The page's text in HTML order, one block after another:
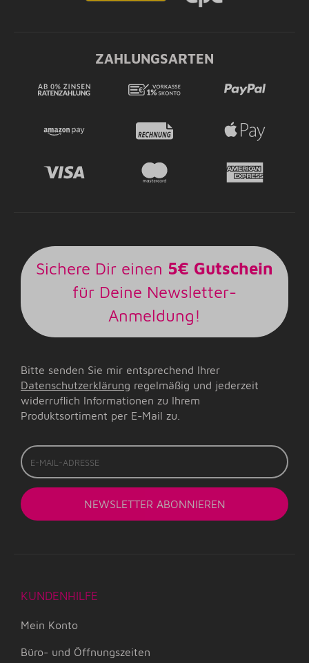
ZAHLUNGSARTEN
Sichere Dir einen 5€ Gutschein
für Deine Newsletter-
Anmeldung!
Bitte senden Sie mir entsprechend Ihrer
Datenschutzerklärung regelmäßig und jederzeit
widerruflich Informationen zu Ihrem
Produktsortiment per E-Mail zu.
E-
Mail-
Adresse
NEWSLETTER ABONNIEREN
KUNDENHILFE
Mein Konto
Büro- und Öffnungszeiten